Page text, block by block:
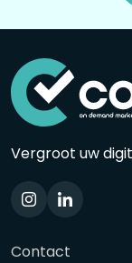
Vergroot uw
Contact